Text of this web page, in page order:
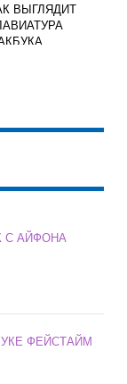
ВЫГЛЯДИТ
С АЙФОНА
ФЕЙСТАЙМ